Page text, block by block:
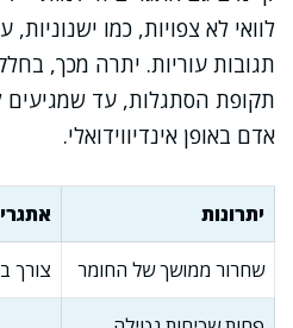
לוואי לא צפויות, כמו
תגובות עוריות. יתרה מכך,
תקופת הסתגלות, עד שמגיעים
אדם באופן אינדיווידואלי.
יתרונות
שחרור ממושך של החומר צורך